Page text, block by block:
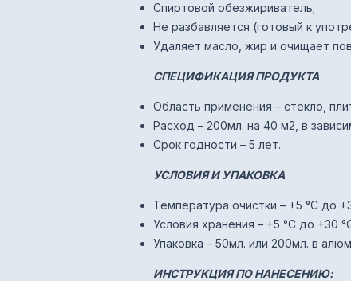
Спиртовой обезжириватель;
Не разбавляется (готовый к
Удаляет масло, жир и очищает
СПЕЦИФИКАЦИЯ ПРОДУКТА
Область применения – стекло,
Расход – 200мл. на 40 м2, в
Срок годности – 5 лет.
УСЛОВИЯ И УПАКОВКА
Температура очистки – +5 °C до
Условия хранения – +5 °C до +30
Упаковка – 50мл. или 200мл. в
ИНСТРУКЦИЯ ПО НАНЕСЕНИЮ: